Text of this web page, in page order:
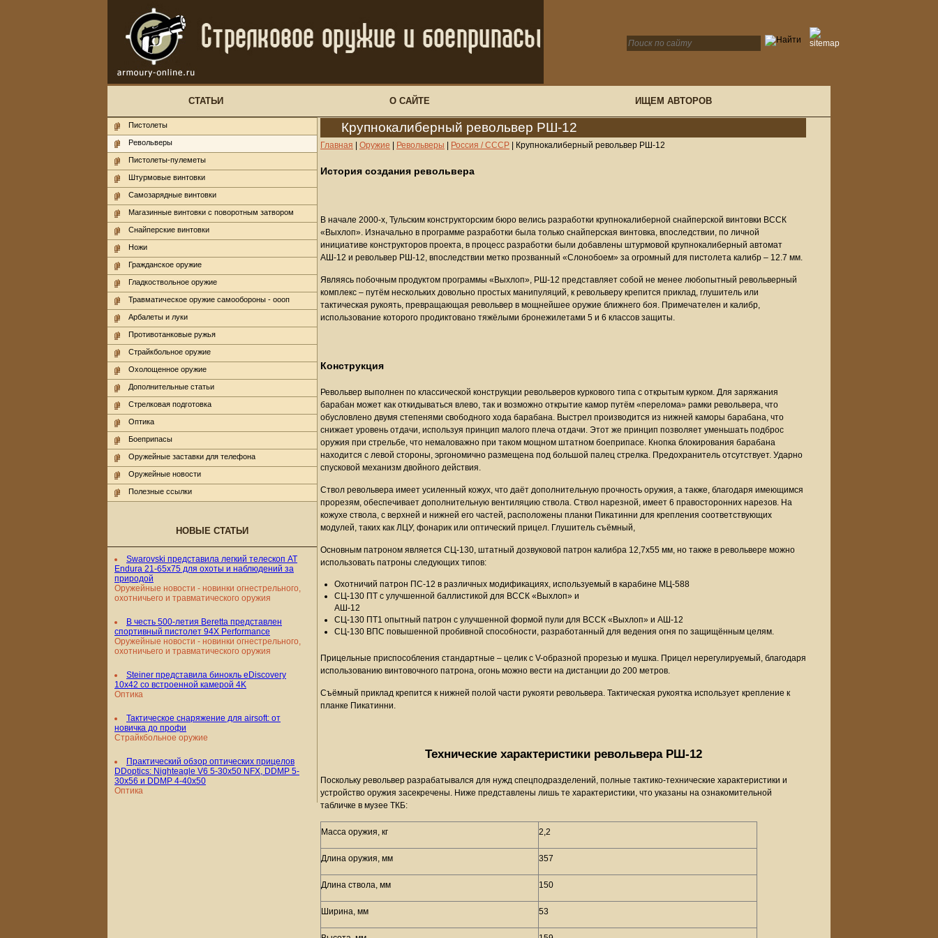
СТАТЬИ О САЙТЕ ИЩЕМ АВТОРОВ
Крупнокалиберный револьвер РШ-12
Главная Оружие Револьверы Россия / СССР Крупнокалиберный револьвер РШ-12
История создания револьвера
В начале 2000-х, Тульским конструкторским бюро велись разработки крупнокалиберной снайперской винтовки ВССК
«Выхлоп». Изначально в программе разработки была только снайперская винтовка, впоследствии, по личной
инициативе конструкторов проекта, в процесс разработки были добавлены штурмовой крупнокалиберный автомат
АШ-12 и револьвер РШ-12, впоследствии метко прозванный «Слонобоем» за огромный для пистолета калибр – 12.7 мм.
Являясь побочным продуктом программы «Выхлоп», РШ-12 представляет собой не менее любопытный револьверный
комплекс – путём нескольких довольно простых манипуляций, к револьверу крепится приклад, глушитель или
тактическая рукоять, превращающая револьвер в мощнейшее оружие ближнего боя. Примечателен и калибр,
использование которого продиктовано тяжёлыми бронежилетами 5 и 6 классов защиты.
Конструкция
Револьвер выполнен по классической конструкции револьверов куркового типа с открытым курком. Для заряжания
барабан может как откидываться влево, так и возможно открытие камор путём «перелома» рамки револьвера, что
обусловлено двумя степенями свободного хода барабана. Выстрел производится из нижней каморы барабана, что
снижает уровень отдачи, используя принцип малого плеча отдачи. Этот же принцип позволяет уменьшать подброс
оружия при стрельбе, что немаловажно при таком мощном штатном боеприпасе. Кнопка блокирования барабана
находится с левой стороны, эргономично размещена под большой палец стрелка. Предохранитель отсутствует. Ударно
спусковой механизм двойного действия.
Ствол револьвера имеет усиленный кожух, что даёт дополнительную прочность оружия, а также, благодаря имеющимся
прорезям, обеспечивает дополнительную вентиляцию ствола. Ствол нарезной, имеет 6 правосторонних нарезов. На
кожухе ствола, с верхней и нижней его частей, расположены планки Пикатинни для крепления соответствующих
модулей, таких как ЛЦУ, фонарик или оптический прицел. Глушитель съёмный,
Основным патроном является СЦ-130, штатный дозвуковой патрон калибра 12,7х55 мм, но также в револьвере можно
использовать патроны следующих типов:
Охотничий патрон ПС-12 в различных модификациях, используемый в карабине МЦ-588
СЦ-130 ПТ с улучшенной баллистикой для ВССК «Выхлоп» и
АШ-12
СЦ-130 ПТ1 опытный патрон с улучшенной формой пули для ВССК «Выхлоп» и АШ-12
СЦ-130 ВПС повышенной пробивной способности, разработанный для ведения огня по защищённым целям.
Прицельные приспособления стандартные – целик с V-образной прорезью и мушка. Прицел нерегулируемый, благодаря
использованию винтовочного патрона, огонь можно вести на дистанции до 200 метров.
Съёмный приклад крепится к нижней полой части рукояти револьвера. Тактическая рукоятка использует крепление к
планке Пикатинни.
Технические характеристики револьвера РШ-12
Поскольку револьвер разрабатывался для нужд спецподразделений, полные тактико-технические характеристики и
устройство оружия засекречены. Ниже представлены лишь те характеристики, что указаны на ознакомительной
табличке в музее ТКБ:
Масса оружия, кг 2,2
Длина оружия, мм 357
Длина ствола, мм 150
Ширина, мм 53
Пистолеты
Револьверы
Пистолеты-пулеметы
Штурмовые винтовки
Самозарядные винтовки
Магазинные винтовки с поворотным затвором
Снайперские винтовки
Ножи
Гражданское оружие
Гладкоствольное оружие
Травматическое оружие самообороны - оооп
Арбалеты и луки
Противотанковые ружья
Страйкбольное оружие
Охолощенное оружие
Дополнительные статьи
Стрелковая подготовка
Оптика
Боеприпасы
Оружейные заставки для телефона
Оружейные новости
Полезные ссылки
НОВЫЕ СТАТЬИ
Swarovski представила легкий телескоп AT
Endura 21-65x75 для охоты и наблюдений за
природой
Оружейные новости - новинки огнестрельного,
охотничьего и травматического оружия
В честь 500-летия Beretta представлен
спортивный пистолет 94X Performance
Оружейные новости - новинки огнестрельного,
охотничьего и травматического оружия
Steiner представила бинокль eDiscovery
10x42 со встроенной камерой 4K
Оптика
Тактическое снаряжение для airsoft: от
новичка до профи
Страйкбольное оружие
Практический обзор оптических прицелов
DDoptics: Nighteagle V6 5-30x50 NFX, DDMP 5-
30x56 и DDMP 4-40x50
Оптика